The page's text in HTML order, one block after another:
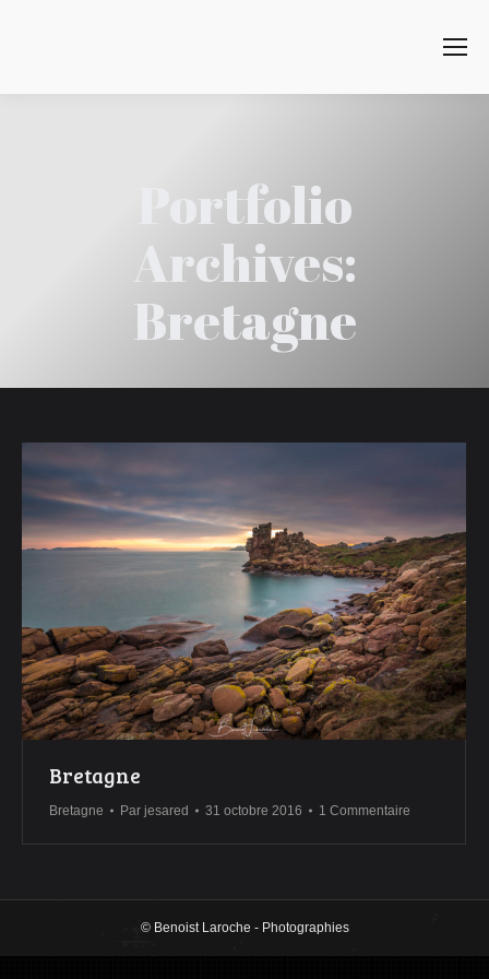
Search:
Portfolio
Archives:
Bretagne
Bretagne
Bretagne Par jesared 31 octobre 2016 1 Commentaire
© Benoist Laroche - Photographies